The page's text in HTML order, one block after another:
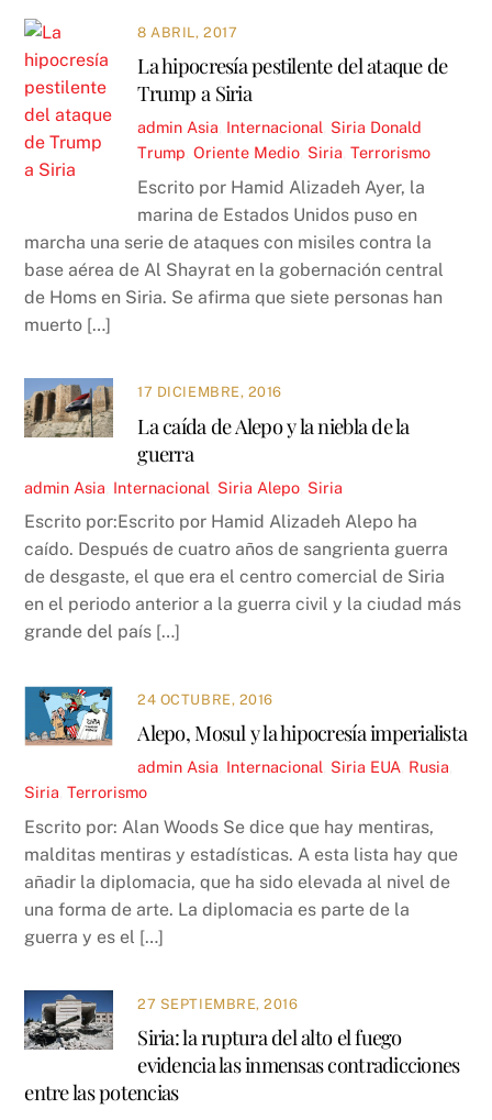
8 ABRIL, 2017
La hipocresía pestilente del ataque de
Trump a Siria
admin Asia Internacional Siria Donald
Trump ,Oriente Medio Siria ,Terrorismo
Escrito por Hamid Alizadeh Ayer, la
marina de Estados Unidos puso en
marcha una serie de ataques con misiles contra la
base aérea de Al Shayrat en la gobernación central
de Homs en Siria. Se afirma que siete personas han
muerto […]
17 DICIEMBRE, 2016
La caída de Alepo y la niebla de la
guerra
admin Asia Internacional Siria Alepo Siria
Escrito por:Escrito por Hamid Alizadeh Alepo ha
caído. Después de cuatro años de sangrienta guerra
de desgaste, el que era el centro comercial de Siria
en el periodo anterior a la guerra civil y la ciudad más
grande del país […]
24 OCTUBRE, 2016
Alepo, Mosul y la hipocresía imperialista
admin Asia Internacional Siria EUA Rusia
Siria ,Terrorismo
Escrito por: Alan Woods Se dice que hay mentiras,
malditas mentiras y estadísticas. A esta lista hay que
añadir la diplomacia, que ha sido elevada al nivel de
una forma de arte. La diplomacia es parte de la
guerra y es el […]
27 SEPTIEMBRE, 2016
Siria: la ruptura del alto el fuego
evidencia las inmensas contradicciones
entre las potencias